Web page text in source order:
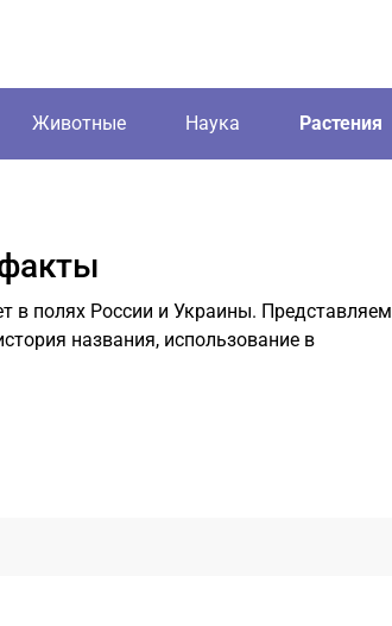
Животные Наука Растения
в полях России и Украины. Представляем
названия, использование в